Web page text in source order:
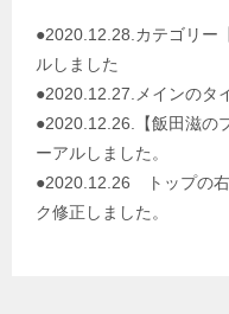
●2020.12.28.カテゴリー
ルしました
●2020.12.27.メインのタ
●2020.12.26.【飯田滋の
ーアルしました。
●2020.12.26 トップの右
ク修正しました。